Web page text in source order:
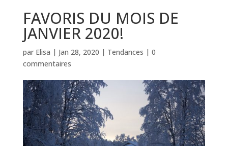
FAVORIS DU MOIS DE
JANVIER 2020!
par Elisa | Jan 28, 2020 | Tendances | 0
commentaires